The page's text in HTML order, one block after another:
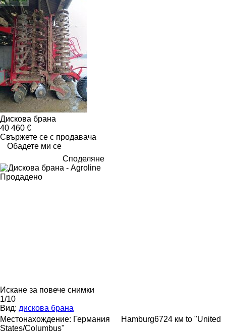
Дискова брана
40 460 €
Свържете се с продавача
Обадете ми се
Споделяне
Продадено
Искане за повече снимки
1/10
Вид: дискова брана
Местонахождение: Германия Hamburg6724 км to "United
States/Columbus"